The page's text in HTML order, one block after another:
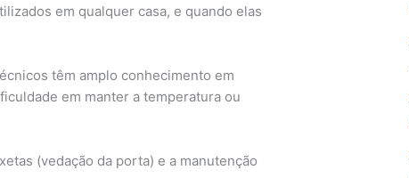
em qualquer casa, e quando elas
têm amplo conhecimento em
em manter a temperatura ou
(vedação da porta) e a manutenção